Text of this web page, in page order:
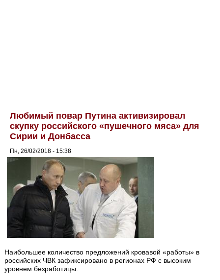
Любимый повар Путина активизировал
скупку российского «пушечного мяса» для
Сирии и Донбасса
Пн, 26/02/2018 - 15:38
Наибольшее количество предложений кровавой «работы» в
российских ЧВК зафиксировано в регионах РФ с высоким
уровнем безработицы.